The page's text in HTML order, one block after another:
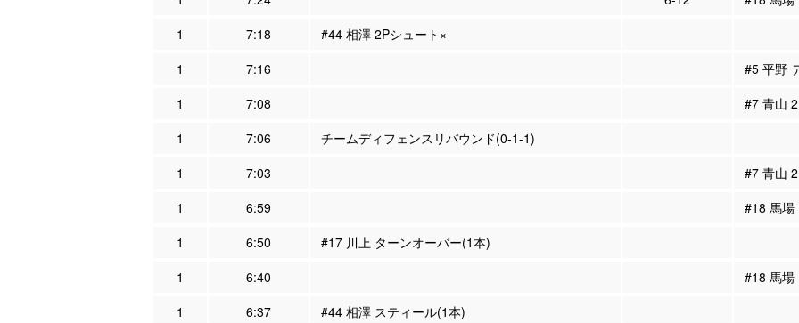
1
7:18
#44 相澤 2Pシュート×
1
7:16
#5 平野
1
7:08
#7 青山
1
7:06
チームディフェンスリバウンド(0-1-1)
1
7:03
#7 青山
1
6:59
#18 馬場
1
6:50
#17 川上 ターンオーバー(1本)
1
6:40
#18 馬場
1
6:37
#44 相澤 スティール(1本)